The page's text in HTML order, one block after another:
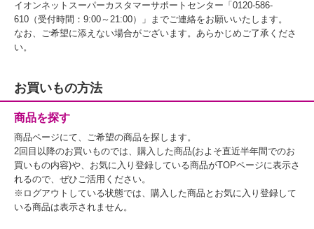
イオンネットスーパーカスタマーサポートセンター「0120-586-
610（受付時間：9:00～21:00）」までご連絡をお願いいたします。
なお、ご希望に添えない場合がございます。あらかじめご了承くださ
い。
お買いもの方法
商品を探す
商品ページにて、ご希望の商品を探します。
2回目以降のお買いものでは、購入した商品(およそ直近半年間でのお
買いもの内容)や、お気に入り登録している商品がTOPページに表示さ
れるので、ぜひご活用ください。
※ログアウトしている状態では、購入した商品とお気に入り登録して
いる商品は表示されません。